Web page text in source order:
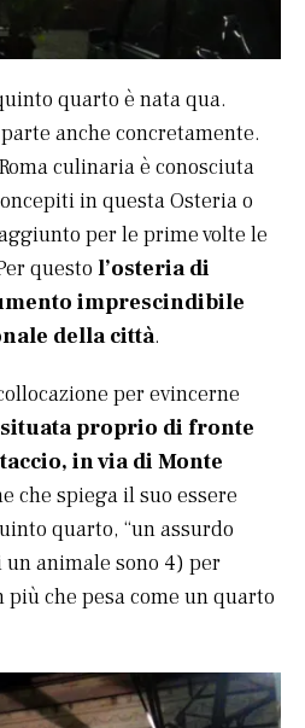
quarto è nata qua.
anche concretamente.
culinaria è conosciuta
in questa Osteria o
per le prime volte le
questo l’osteria di
imprescindibile
della città.
per evincerne
situata proprio di fronte
in via di Monte
che spiega il suo essere
quarto, “un assurdo
animale sono 4) per
che pesa come un quarto